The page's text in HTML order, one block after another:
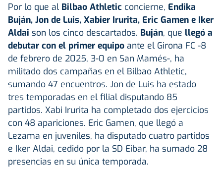
Por lo que al Bilbao Athletic concierne, Endika
Buján, Jon de Luis, Xabier Irurita, Eric Gamen e Iker
Aldai son los cinco descartados. Buján, que llegó a
debutar con el primer equipo ante el Girona FC -8
de febrero de 2025, 3-0 en San Mamés-, ha
militado dos campañas en el Bilbao Athletic,
sumando 47 encuentros. Jon de Luis ha estado
tres temporadas en el filial disputando 85
partidos. Xabi Irurita ha completado dos ejercicios
con 48 apariciones. Eric Gamen, que llegó a
Lezama en juveniles, ha disputado cuatro partidos
e Iker Aldai, cedido por la SD Eibar, ha sumado 28
presencias en su única temporada.